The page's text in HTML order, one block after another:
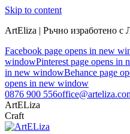
Skip to content
ArtEliza | Ръчно изработено с
Facebook page opens in new
windowPinterest page opens in
in new windowBehance page
opens in new window
0876 900 556
ArtELiza
Craft